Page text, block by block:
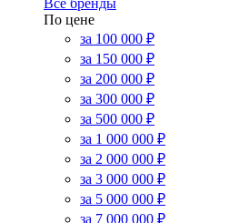
Все бренды
По цене
за 100 000 ₽
за 150 000 ₽
за 200 000 ₽
за 300 000 ₽
за 500 000 ₽
за 1 000 000 ₽
за 2 000 000 ₽
за 3 000 000 ₽
за 5 000 000 ₽
за 7 000 000 ₽